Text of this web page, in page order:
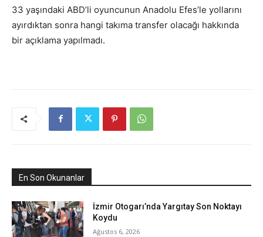
33 yaşındaki ABD’li oyuncunun Anadolu Efes’le yollarını
ayırdıktan sonra hangi takıma transfer olacağı hakkında
bir açıklama yapılmadı.
En Son Okunanlar
İzmir Otogarı’nda Yargıtay Son Noktayı
Koydu
Ağustos 6, 2026